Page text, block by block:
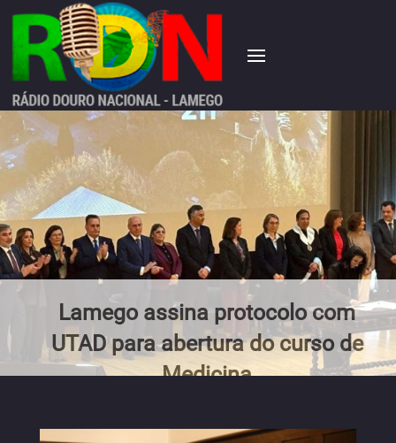
Lamego assina protocolo com
UTAD para abertura do curso de
Medicina